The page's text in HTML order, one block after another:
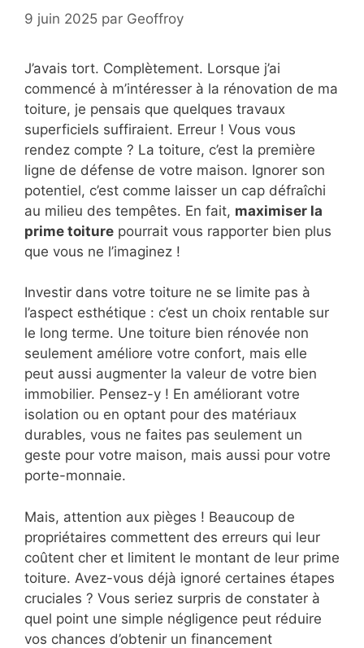
9 juin 2025 par Geoffroy
J’avais tort. Complètement. Lorsque j’ai
commencé à m’intéresser à la rénovation de ma
toiture, je pensais que quelques travaux
superficiels suffiraient. Erreur ! Vous vous
rendez compte ? La toiture, c’est la première
ligne de défense de votre maison. Ignorer son
potentiel, c’est comme laisser un cap défraîchi
au milieu des tempêtes. En fait, maximiser la
prime toiture pourrait vous rapporter bien plus
que vous ne l’imaginez !
Investir dans votre toiture ne se limite pas à
l’aspect esthétique : c’est un choix rentable sur
le long terme. Une toiture bien rénovée non
seulement améliore votre confort, mais elle
peut aussi augmenter la valeur de votre bien
immobilier. Pensez-y ! En améliorant votre
isolation ou en optant pour des matériaux
durables, vous ne faites pas seulement un
geste pour votre maison, mais aussi pour votre
porte-monnaie.
Mais, attention aux pièges ! Beaucoup de
propriétaires commettent des erreurs qui leur
coûtent cher et limitent le montant de leur prime
toiture. Avez-vous déjà ignoré certaines étapes
cruciales ? Vous seriez surpris de constater à
quel point une simple négligence peut réduire
vos chances d’obtenir un financement